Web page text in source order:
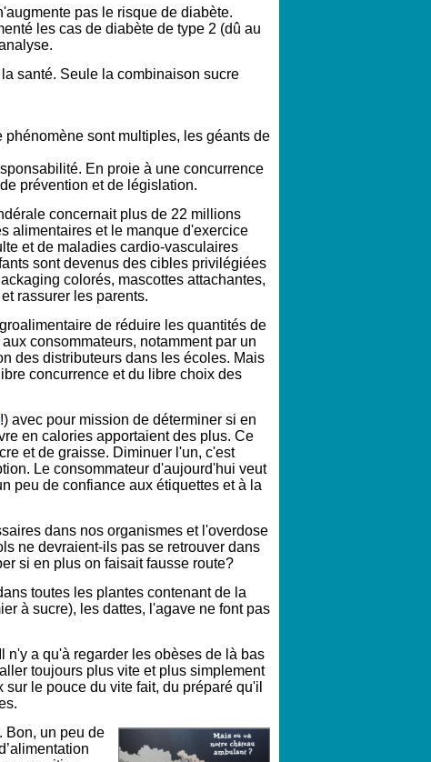
pas le risque de diabète.
les cas de diabète de type 2 (dû au
santé. Seule la combinaison sucre
sont multiples, les géants de
En proie à une concurrence
prévention et de législation.
concernait plus de 22 millions
alimentaires et le manque d'exercice
et de maladies cardio-vasculaires
sont devenus des cibles privilégiées
colorés, mascottes attachantes,
rassurer les parents.
de réduire les quantités de
consommateurs, notamment par un
des distributeurs dans les écoles. Mais
concurrence et du libre choix des
!) avec pour mission de déterminer si en
en calories apportaient des plus. Ce
et de graisse. Diminuer l'un, c'est
Le consommateur d'aujourd'hui veut
peu de confiance aux étiquettes et à la
dans nos organismes et l'overdose
ne devraient-ils pas se retrouver dans
si en plus on faisait fausse route?
toutes les plantes contenant de la
à sucre), les dattes, l'agave ne font pas
n'y a qu'à regarder les obèses de là bas
toujours plus vite et plus simplement
le pouce du vite fait, du préparé qu'il
Bon, un peu de